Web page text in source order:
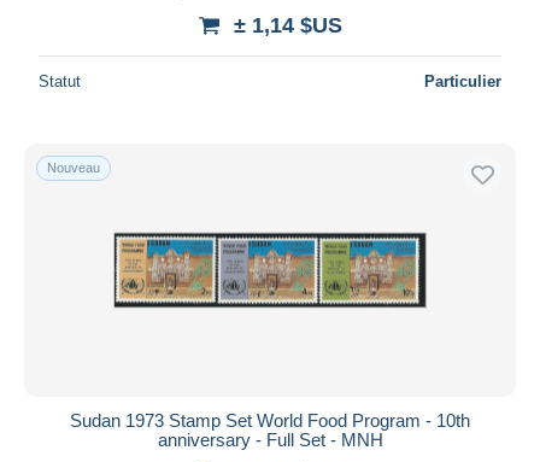
± 1,14 $US
Statut Particulier
Nouveau
Sudan 1973 Stamp Set World Food Program - 10th
anniversary - Full Set - MNH